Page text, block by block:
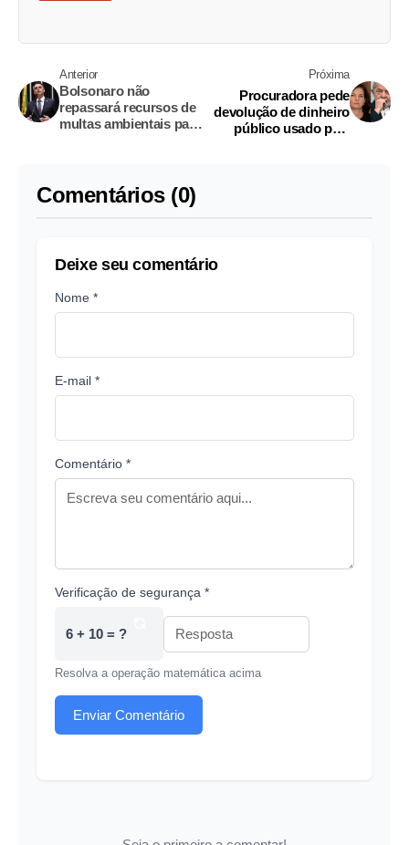
Anterior
Bolsonaro não
repassará recursos de
multas ambientais para
Próxima
Procuradora pede
devolução de dinheiro
público usado pela
Comentários (0)
Deixe seu comentário
Nome *
E-mail *
Comentário *
Verificação de segurança *
6 + 10 = ?
Resolva a operação matemática acima
Enviar Comentário